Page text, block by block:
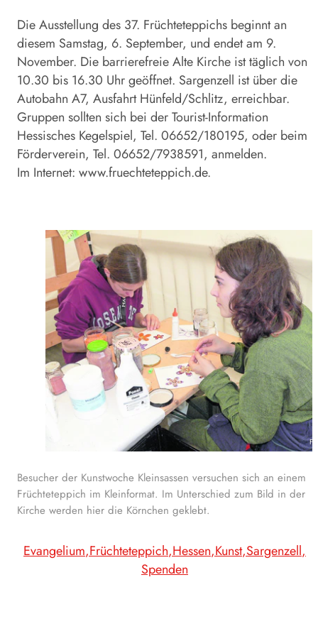
Die Ausstellung des 37. Früchteteppichs beginnt an
diesem Samstag, 6. September, und endet am 9.
November. Die barrierefreie Alte Kirche ist täglich von
10.30 bis 16.30 Uhr geöffnet. Sargenzell ist über die
Autobahn A7, Ausfahrt Hünfeld/Schlitz, erreichbar.
Gruppen sollten sich bei der Tourist-­Information
Hessisches Kegelspiel, Tel. 06652/180195, oder beim
Förderverein, Tel. 06652/7938591, anmelden.
Im Internet: www.fruechteteppich.de.
Besucher der Kunstwoche Kleinsassen versuchen sich an einem
Früchteteppich im Kleinformat. Im Unterschied zum Bild in der
Kirche werden hier die Körnchen geklebt.
Evangelium Früchteteppich Hessen Kunst Sargenzell
Spenden